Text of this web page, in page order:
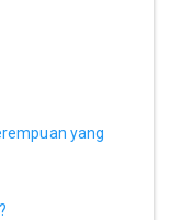
yang